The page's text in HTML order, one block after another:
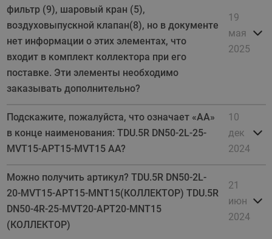
фильтр (9), шаровый кран (5),
воздуховыпускной клапан(8), но в документе
нет информации о этих элементах, что
входит в комплект коллектора при его
поставке. Эти элементы необходимо
заказывать дополнительно?
19
мая
2025
Подскажите, пожалуйста, что означает «AA»
в конце наименования: TDU.5R DN50-2L-25-
MVT15-APT15-MVT15 AA?
10
дек
2024
Можно получить артикул? TDU.5R DN50-2L-
20-MVT15-APT15-MNT15(КОЛЛЕКТОР) TDU.5R
DN50-4R-25-MVT20-APT20-MNT15
(КОЛЛЕКТОР)
21
июн
2024